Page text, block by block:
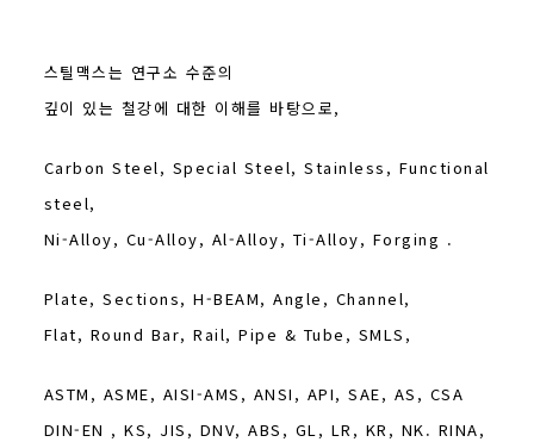
스틸맥스는 연구소 수준의
깊이 있는 철강에 대한 이해를 바탕으로,
Carbon Steel, Special Steel, Stainless, Functional
steel,
Ni-Alloy, Cu-Alloy, Al-Alloy, Ti-Alloy, Forging .
Plate, Sections, H-BEAM, Angle, Channel,
Flat, Round Bar, Rail, Pipe & Tube, SMLS,
ASTM, ASME, AISI-AMS, ANSI, API, SAE, AS, CSA
DIN-EN , KS, JIS, DNV, ABS, GL, LR, KR, NK. RINA,